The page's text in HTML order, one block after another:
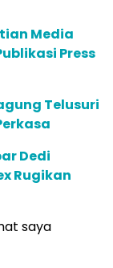
Media
Press
Telusuri
Dedi
Rugikan
saya